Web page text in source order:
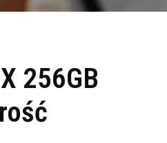
256GB